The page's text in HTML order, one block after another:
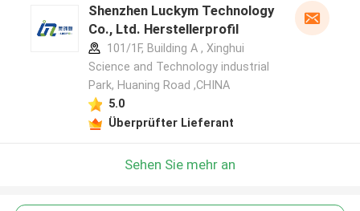
Shenzhen Luckym Technology
Co., Ltd. Herstellerprofil
101/1F, Building A , Xinghui
Science and Technology industrial
Park, Huaning Road ,CHINA
5.0
Überprüfter Lieferant
Sehen Sie mehr an